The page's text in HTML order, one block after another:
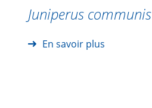
Juniperus communis
En savoir plus